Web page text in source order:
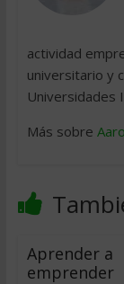
actividad
universitario y
Universidades
Más sobre
Aprender a
emprender